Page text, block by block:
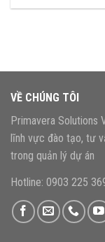
VỀ CHÚNG TÔI
Primavera Solutions
lĩnh vực đào tạo, tư
trong quản lý dự án
Hotline: 0903 225